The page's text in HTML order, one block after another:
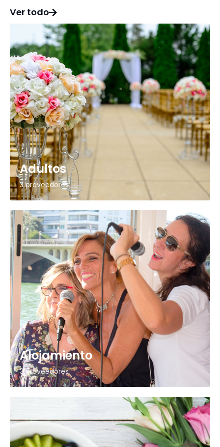
Ver todo
Adultos
3 proveedores
Alojamiento
3 proveedores